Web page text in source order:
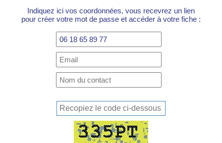
Indiquez ici vos coordonnées, vous recevrez un lien
pour créer votre mot de passe et accéder à votre fiche :